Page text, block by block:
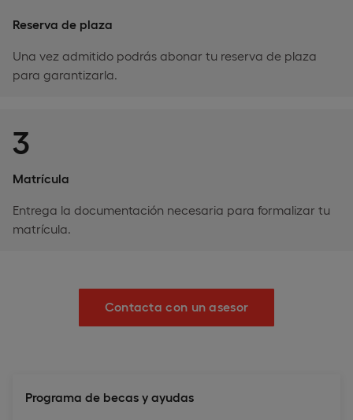
Reserva de plaza
Una vez admitido podrás abonar tu reserva de plaza
para garantizarla.
3
Matrícula
Entrega la documentación necesaria para formalizar tu
matrícula.
Contacta con un asesor
Programa de becas y ayudas